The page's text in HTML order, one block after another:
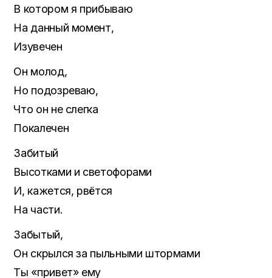
В котором я прибываю
На данный момент,
Изувечен
Он молод,
Но подозреваю,
Что он не слегка
Покалечен
Забитый
Высотками и светофорами
И, кажется, рвётся
На части.
Забытый,
Он скрылся за пыльными штормами
Ты «привет» ему